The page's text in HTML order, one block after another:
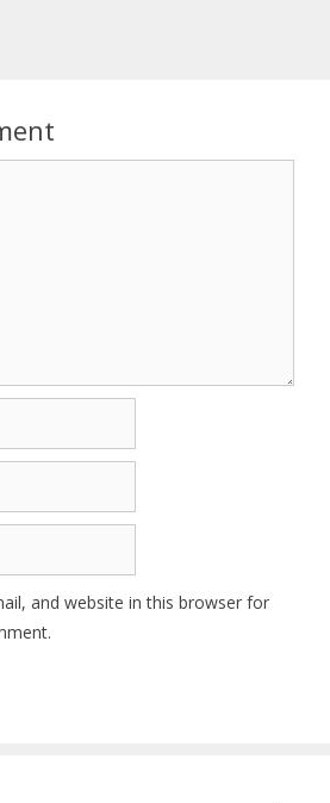
and website in this browser for